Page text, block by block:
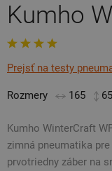
Kumho
Prejsť na testy
Rozmery 165 65
Kumho WinterCraft
zimná pneumatika
prvotriedny záber na